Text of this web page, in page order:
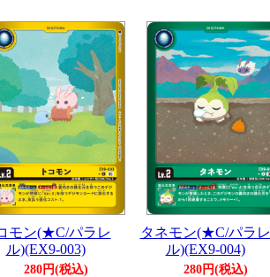
モン(★C/パラレ
ル)(EX9-003)
280円(税込)
タネモン(★C/パラレ
ル)(EX9-004)
280円(税込)